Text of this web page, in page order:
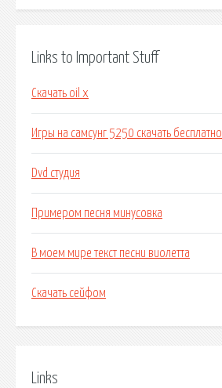
Links to Important Stuff
Скачать oil x
Игры на самсунг 5250 скачать бесплатно
Dvd студия
Примером песня минусовка
В моем мире текст песни виолетта
Скачать сейфом
Links